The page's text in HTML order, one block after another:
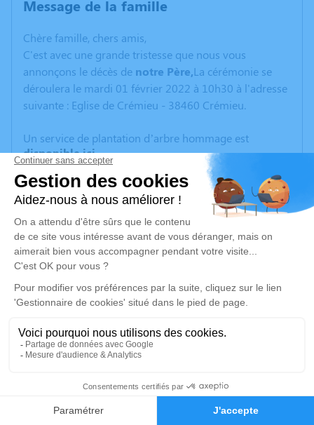
Faire-part Hommages
Message de la famille
Chère famille, chers amis,
C'est avec une grande tristesse que nous vous
annonçons le décès de notre Père,La cérémonie se
déroulera le mardi 01 février 2022 à 10h30 à l'adresse
suivante : Eglise de Crémieu - 38460 Crémieu.
Un service de plantation d’arbre hommage est
disponible ici.
Je rends hommage
Cérémonie
mardi 01 février 2022 à 10h30
Eglise de Crémieu
38460 Crémieu
Je rends hommage
Déroulé des obsèques
Cérémonie